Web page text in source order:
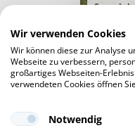
Wir verwenden Cookies
Wir können diese zur Analyse
Webseite zu verbessern,
großartiges Webseiten-
verwendeten Cookies öffnen
Notwendig